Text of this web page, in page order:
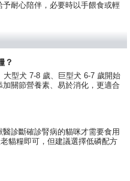
耐心陪伴，必要時以手餵食或輕
？
型犬 7-8 歲、巨型犬 6-7 歲開始
關節營養素、易於消化，更適合
診斷確診腎病的貓咪才需要食用
貓糧即可，但建議選擇低磷配方